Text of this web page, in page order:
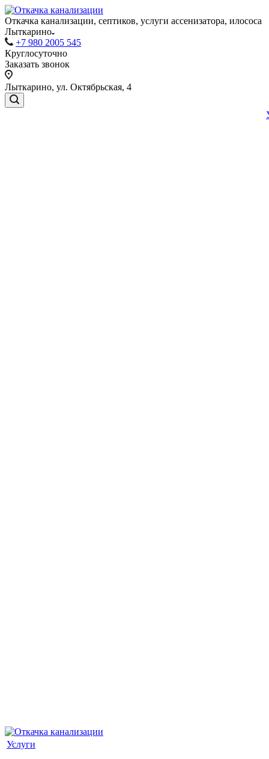
Откачка канализации, септиков, услуги ассенизатора, илососа
Лыткарино
+7 980 2005 545
Круглосуточно
Заказать звонок
Лыткарино, ул. Октябрьская, 4
Услуги